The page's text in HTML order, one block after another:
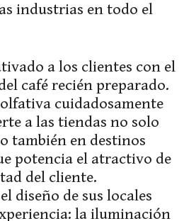
industrias en todo el
a los clientes con el
café recién preparado.
cuidadosamente
a las tiendas no solo
también en destinos
potencia el atractivo de
del cliente.
diseño de sus locales
la iluminación